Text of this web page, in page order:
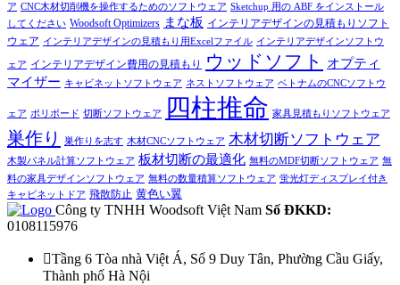
ア CNC木材切削機を操作するためのソフトウェア Sketchup 用の ABF をインストール
してください Woodsoft Optimizers まな板 インテリアデザインの見積もりソフト
ウェア インテリアデザインの見積もり用Excelファイル インテリアデザインソフトウ
ェア インテリアデザイン費用の見積もり ウッドソフト
オプティ
マイザー キャビネットソフトウェア ネストソフトウェア ベトナムのCNCソフトウ
ェア ポリボード 切断ソフトウェア 四柱推命 家具見積もりソフトウェア
巣作り 巣作りを志す 木材CNCソフトウェア 木材切断ソフトウェア
木製パネル計算ソフトウェア 板材切断の最適化 無料のMDF切断ソフトウェア 無
料の家具デザインソフトウェア 無料の数量積算ソフトウェア 蛍光灯ディスプレイ付き
キャビネットドア 飛散防止 黄色い翼
Công ty TNHH Woodsoft Việt Nam Số ĐKKD:
0108115976
Tầng 6 Tòa nhà Việt Á, Số 9 Duy Tân, Phường Cầu Giấy,
Thành phố Hà Nội